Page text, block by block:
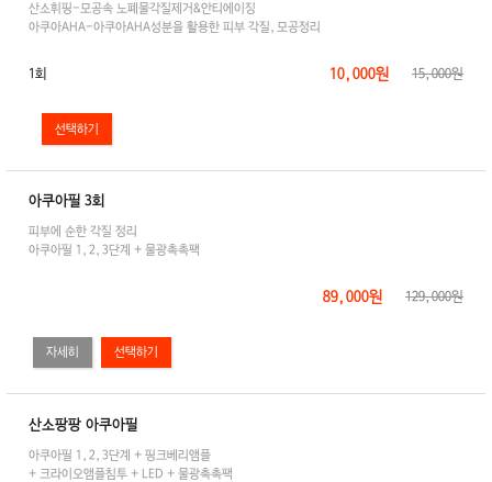
산소휘핑-모공속 노폐물각질제거&안티에이징
아쿠아AHA-아쿠아AHA성분을 활용한 피부 각질,모공정리
1회 10,000원 15,000원
아쿠아필 3회
피부에 순한 각질 정리
아쿠아필 1,2,3단계 + 물광촉촉팩
자세히
89,000원 129,000원
산소팡팡 아쿠아필
아쿠아필 1,2,3단계 + 핑크베리앰플
+ 크라이오앰플침투 + LED + 물광촉촉팩